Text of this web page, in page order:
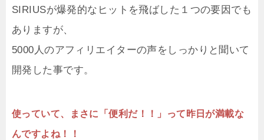
SIRIUSが爆発的なヒットを飛ばした１つの要因でも
ありますが、
5000人のアフィリエイターの声をしっかりと聞いて
開発した事です。
使っていて、まさに「便利だ！！」って昨日が満載な
んですよね！！